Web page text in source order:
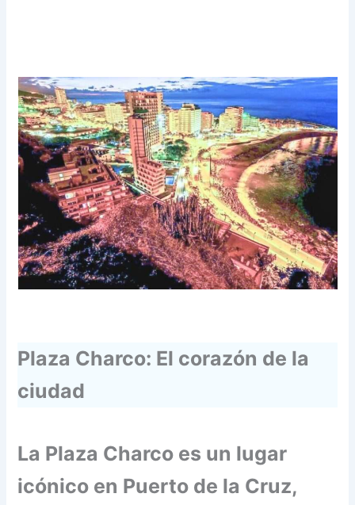
Plaza Charco: El corazón de la
ciudad
La Plaza Charco es un lugar
icónico en Puerto de la Cruz,